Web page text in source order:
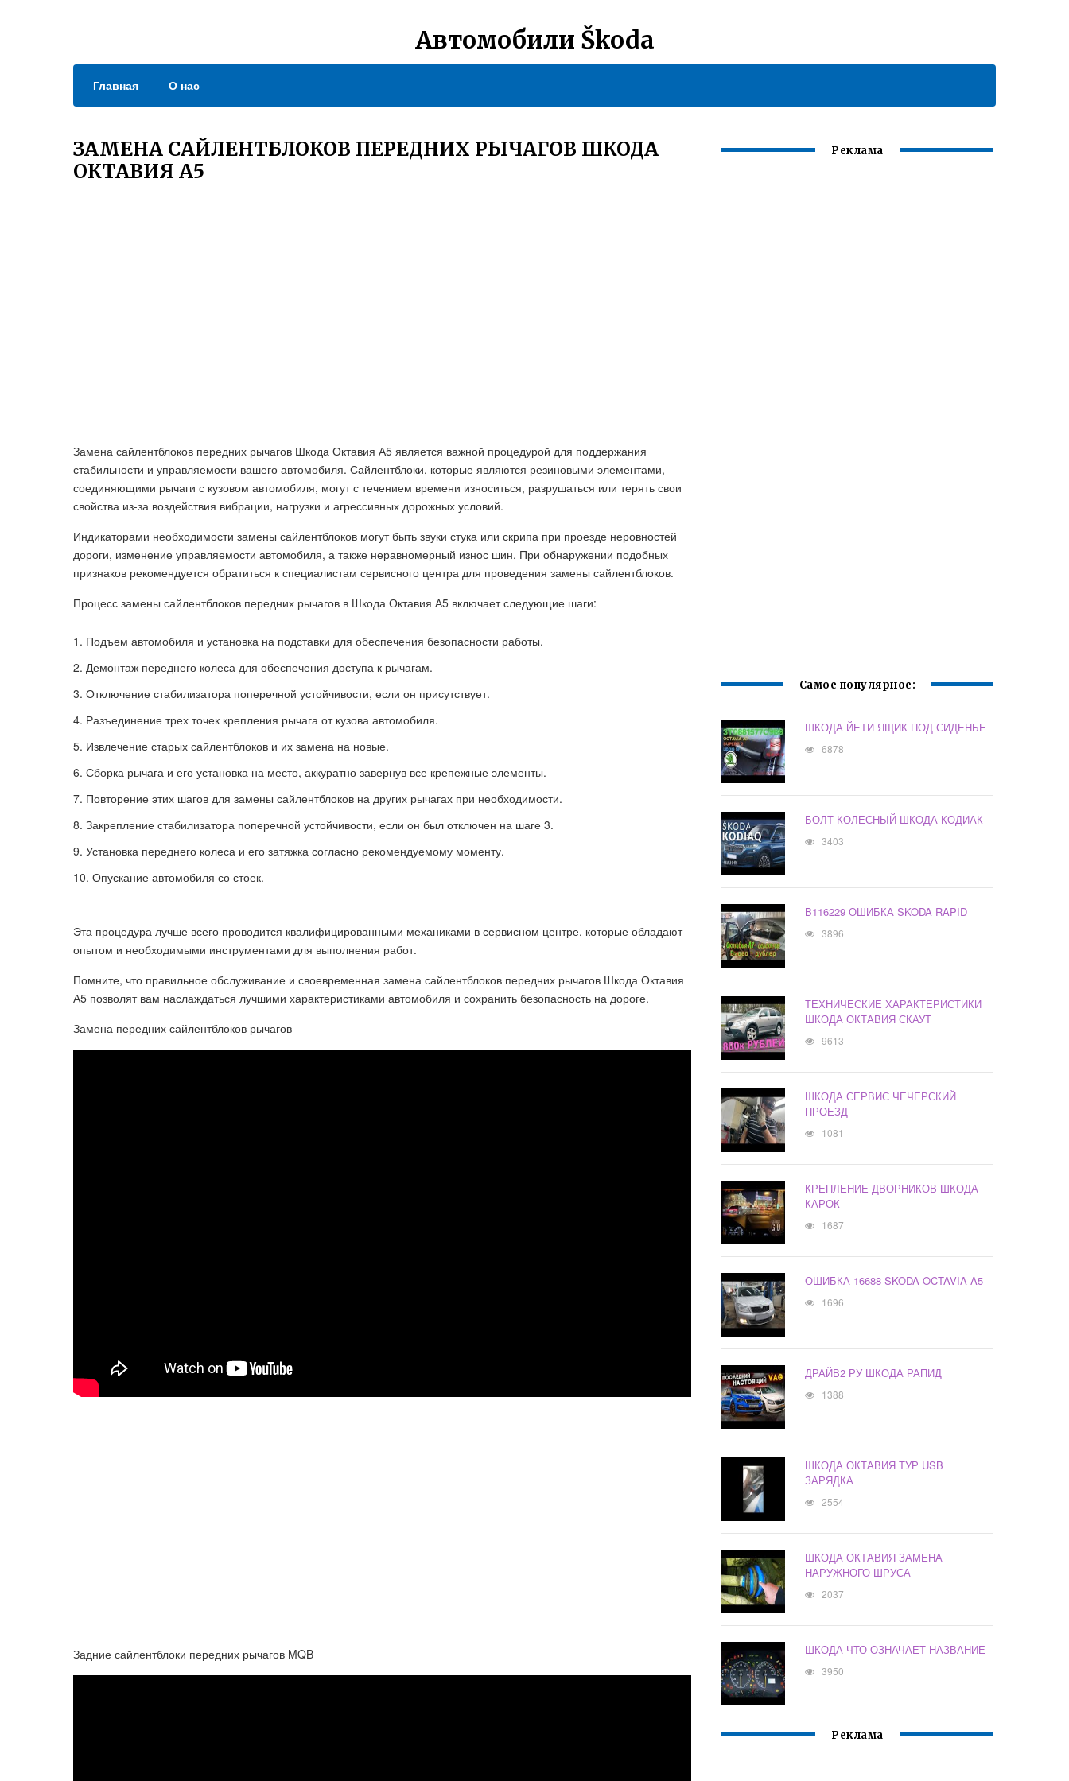
Автомобили Škoda
Главная О нас
ЗАМЕНА САЙЛЕНТБЛОКОВ ПЕРЕДНИХ РЫЧАГОВ ШКОДА
ОКТАВИЯ А5
Замена сайлентблоков передних рычагов Шкода Октавия А5 является важной процедурой для поддержания
стабильности и управляемости вашего автомобиля. Сайлентблоки, которые являются резиновыми элементами,
соединяющими рычаги с кузовом автомобиля, могут с течением времени износиться, разрушаться или терять свои
свойства из-за воздействия вибрации, нагрузки и агрессивных дорожных условий.
Индикаторами необходимости замены сайлентблоков могут быть звуки стука или скрипа при проезде неровностей
дороги, изменение управляемости автомобиля, а также неравномерный износ шин. При обнаружении подобных
признаков рекомендуется обратиться к специалистам сервисного центра для проведения замены сайлентблоков.
Процесс замены сайлентблоков передних рычагов в Шкода Октавия А5 включает следующие шаги:
Подъем автомобиля и установка на подставки для обеспечения безопасности работы.
Демонтаж переднего колеса для обеспечения доступа к рычагам.
Отключение стабилизатора поперечной устойчивости, если он присутствует.
Разъединение трех точек крепления рычага от кузова автомобиля.
Извлечение старых сайлентблоков и их замена на новые.
Сборка рычага и его установка на место, аккуратно завернув все крепежные элементы.
Повторение этих шагов для замены сайлентблоков на других рычагах при необходимости.
Закрепление стабилизатора поперечной устойчивости, если он был отключен на шаге 3.
Установка переднего колеса и его затяжка согласно рекомендуемому моменту.
Опускание автомобиля со стоек.
Эта процедура лучше всего проводится квалифицированными механиками в сервисном центре, которые обладают
опытом и необходимыми инструментами для выполнения работ.
Помните, что правильное обслуживание и своевременная замена сайлентблоков передних рычагов Шкода Октавия
А5 позволят вам наслаждаться лучшими характеристиками автомобиля и сохранить безопасность на дороге.
Замена передних сайлентблоков рычагов
Задние сайлентблоки передних рычагов MQB
Реклама
Самое популярное:
ШКОДА ЙЕТИ ЯЩИК ПОД СИДЕНЬЕ
6878
БОЛТ КОЛЕСНЫЙ ШКОДА КОДИАК
3403
B116229 ОШИБКА SKODA RAPID
3896
ТЕХНИЧЕСКИЕ ХАРАКТЕРИСТИКИ
ШКОДА ОКТАВИЯ СКАУТ
9613
ШКОДА СЕРВИС ЧЕЧЕРСКИЙ
ПРОЕЗД
1081
КРЕПЛЕНИЕ ДВОРНИКОВ ШКОДА
КАРОК
1687
ОШИБКА 16688 SKODA OCTAVIA A5
1696
ДРАЙВ2 РУ ШКОДА РАПИД
1388
ШКОДА ОКТАВИЯ ТУР USB
ЗАРЯДКА
2554
ШКОДА ОКТАВИЯ ЗАМЕНА
НАРУЖНОГО ШРУСА
2037
ШКОДА ЧТО ОЗНАЧАЕТ НАЗВАНИЕ
3950
Реклама